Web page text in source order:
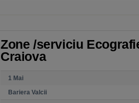
Zone /serviciu
Craiova
1 Mai
Bariera Valcii